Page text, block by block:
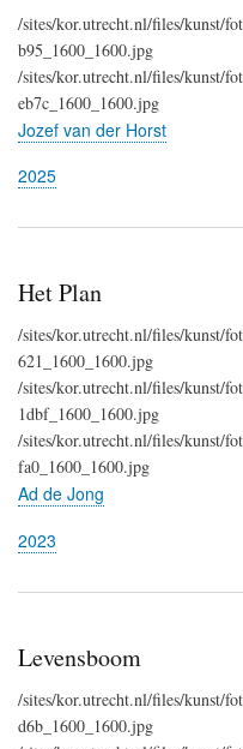
/sites/kor.utrecht.nl/files/kunst/
b95_1600_1600.jpg
/sites/kor.utrecht.nl/files/kunst/
eb7c_1600_1600.jpg
Jozef van der Horst
2025
Het Plan
/sites/kor.utrecht.nl/files/kunst/
621_1600_1600.jpg
/sites/kor.utrecht.nl/files/kunst/
1dbf_1600_1600.jpg
/sites/kor.utrecht.nl/files/kunst/
fa0_1600_1600.jpg
Ad de Jong
2023
Levensboom
/sites/kor.utrecht.nl/files/kunst/
d6b_1600_1600.jpg